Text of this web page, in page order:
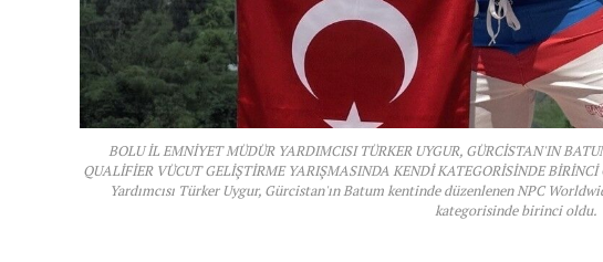
BOLU İL EMNİYET MÜDÜR YARDIMCISI TÜRKER UYGUR, GÜRCİSTAN'IN
QUALİFİER VÜCUT GELİŞTİRME YARIŞMASINDA KENDİ KATEGORİSİNDE
Yardımcısı Türker Uygur, Gürcistan'ın Batum kentinde düzenlenen NPC
kategorisinde birinci oldu.